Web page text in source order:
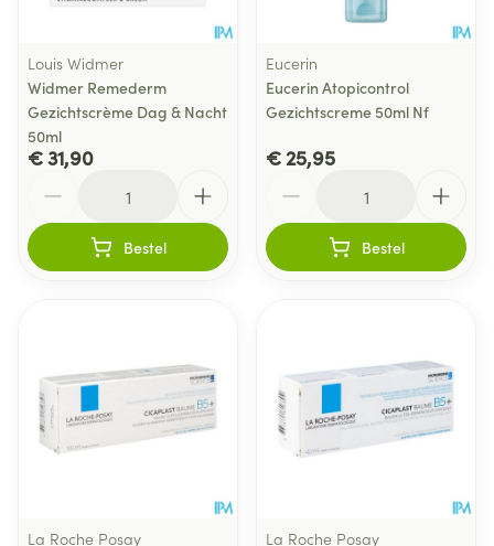
Louis Widmer
Widmer Remederm
Gezichtscrème Dag & Nacht
50ml
€ 31,90
Bestel
Eucerin
Eucerin Atopicontrol
Gezichtscreme 50ml Nf
€ 25,95
Bestel
La Roche Posay
La Roche Posay